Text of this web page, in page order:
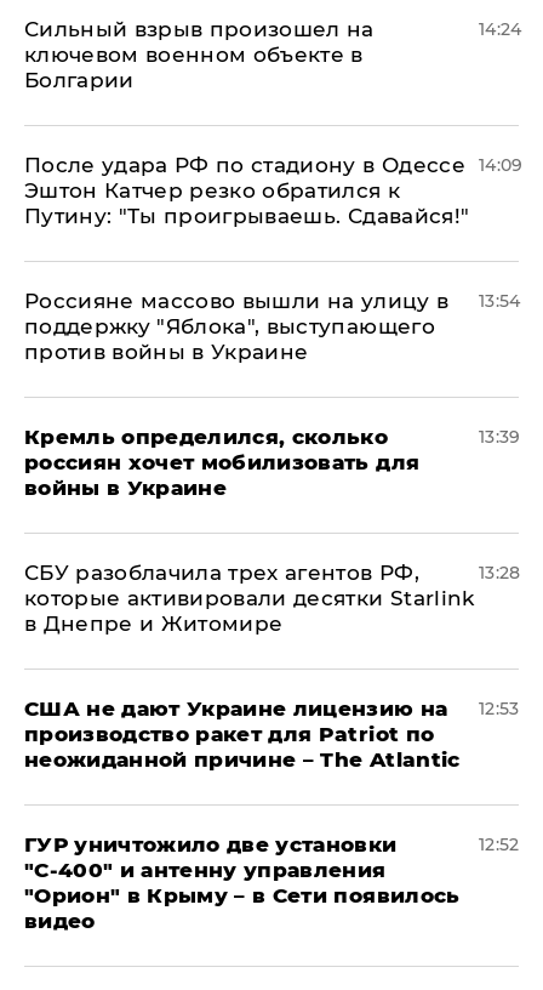
Сильный взрыв произошел на
ключевом военном объекте в
Болгарии
14:24
После удара РФ по стадиону в Одессе
Эштон Катчер резко обратился к
Путину: "Ты проигрываешь. Сдавайся!"
14:09
Россияне массово вышли на улицу в
поддержку "Яблока", выступающего
против войны в Украине
13:54
Кремль определился, сколько
россиян хочет мобилизовать для
войны в Украине
13:39
СБУ разоблачила трех агентов РФ,
которые активировали десятки Starlink
в Днепре и Житомире
13:28
США не дают Украине лицензию на
производство ракет для Patriot по
неожиданной причине – The Atlantic
12:53
ГУР уничтожило две установки
"С‑400" и антенну управления
"Орион" в Крыму – в Сети появилось
видео
12:52